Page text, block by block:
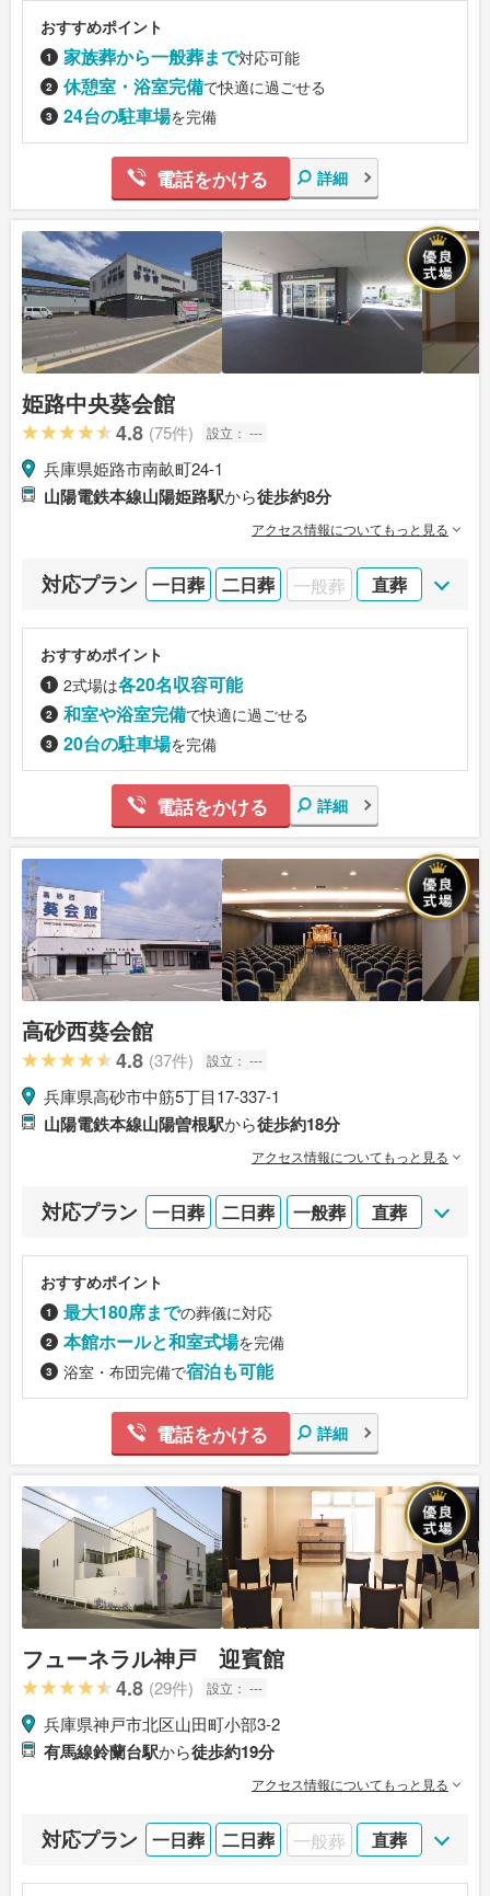
おすすめポイント
家族葬から一般葬まで対応可能
休憩室・浴室完備で快適に過ごせる
24台の駐車場を完備
電話をかける 詳細
姫路中央葵会館
4.8 (75件) 設立： ---
兵庫県姫路市南畝町24-1
山陽電鉄本線山陽姫路駅から徒歩約8分
アクセス情報についてもっと見る
対応プラン 一日葬 二日葬 一般葬 直葬
おすすめポイント
2式場は各20名収容可能
和室や浴室完備で快適に過ごせる
20台の駐車場を完備
電話をかける 詳細
高砂西葵会館
4.8 (37件) 設立： ---
兵庫県高砂市中筋5丁目17-337-1
山陽電鉄本線山陽曽根駅から徒歩約18分
アクセス情報についてもっと見る
対応プラン 一日葬 二日葬 一般葬 直葬
おすすめポイント
最大180席までの葬儀に対応
本館ホールと和室式場を完備
浴室・布団完備で宿泊も可能
電話をかける 詳細
フューネラル神戸 迎賓館
4.8 (29件) 設立： ---
兵庫県神戸市北区山田町小部3-2
有馬線鈴蘭台駅から徒歩約19分
アクセス情報についてもっと見る
対応プラン 一日葬 二日葬 一般葬 直葬